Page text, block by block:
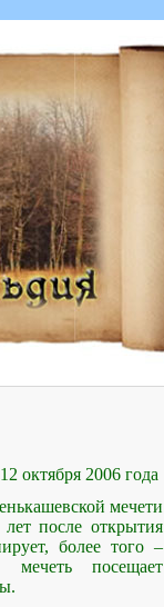
12 октября 2006 года
мечети
после открытия
более того –
мечеть посещает